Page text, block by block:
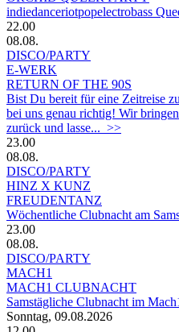
indiedanceriotpopelectrobass
22.00
08.08.
DISCO/PARTY
E-WERK
RETURN OF THE 90S
Bist Du bereit für eine Zeitreise
bei uns genau richtig! Wir
zurück und lasse... >>
23.00
08.08.
DISCO/PARTY
HINZ X KUNZ
FREUDENTANZ
Wöchentliche Clubnacht am
23.00
08.08.
DISCO/PARTY
MACH1
MACH1 CLUBNACHT
Samstägliche Clubnacht im
Sonntag, 09.08.2026